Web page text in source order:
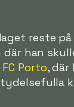
reste
han
FC Porto,